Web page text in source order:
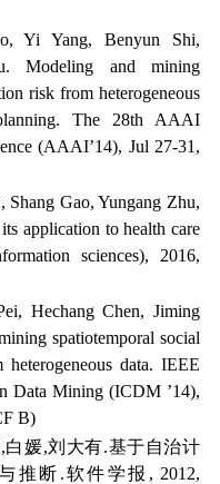
Yi Yang, Benyun Shi,
Modeling and mining
risk from heterogeneous
The 28th AAAI
(AAAI’14), Jul 27-31,
Gao, Yungang Zhu,
application to health care
sciences), 2016,
Hechang Chen, Jiming
spatiotemporal social
data. IEEE
Data Mining (ICDM ’14),
B)
媛,刘大有.基于自治计
推断.软件学报 , 2012,